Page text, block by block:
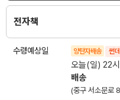
전자책
수령예상일 양탄자배송 썬
오늘(일) 22
배송
(중구 서소문로